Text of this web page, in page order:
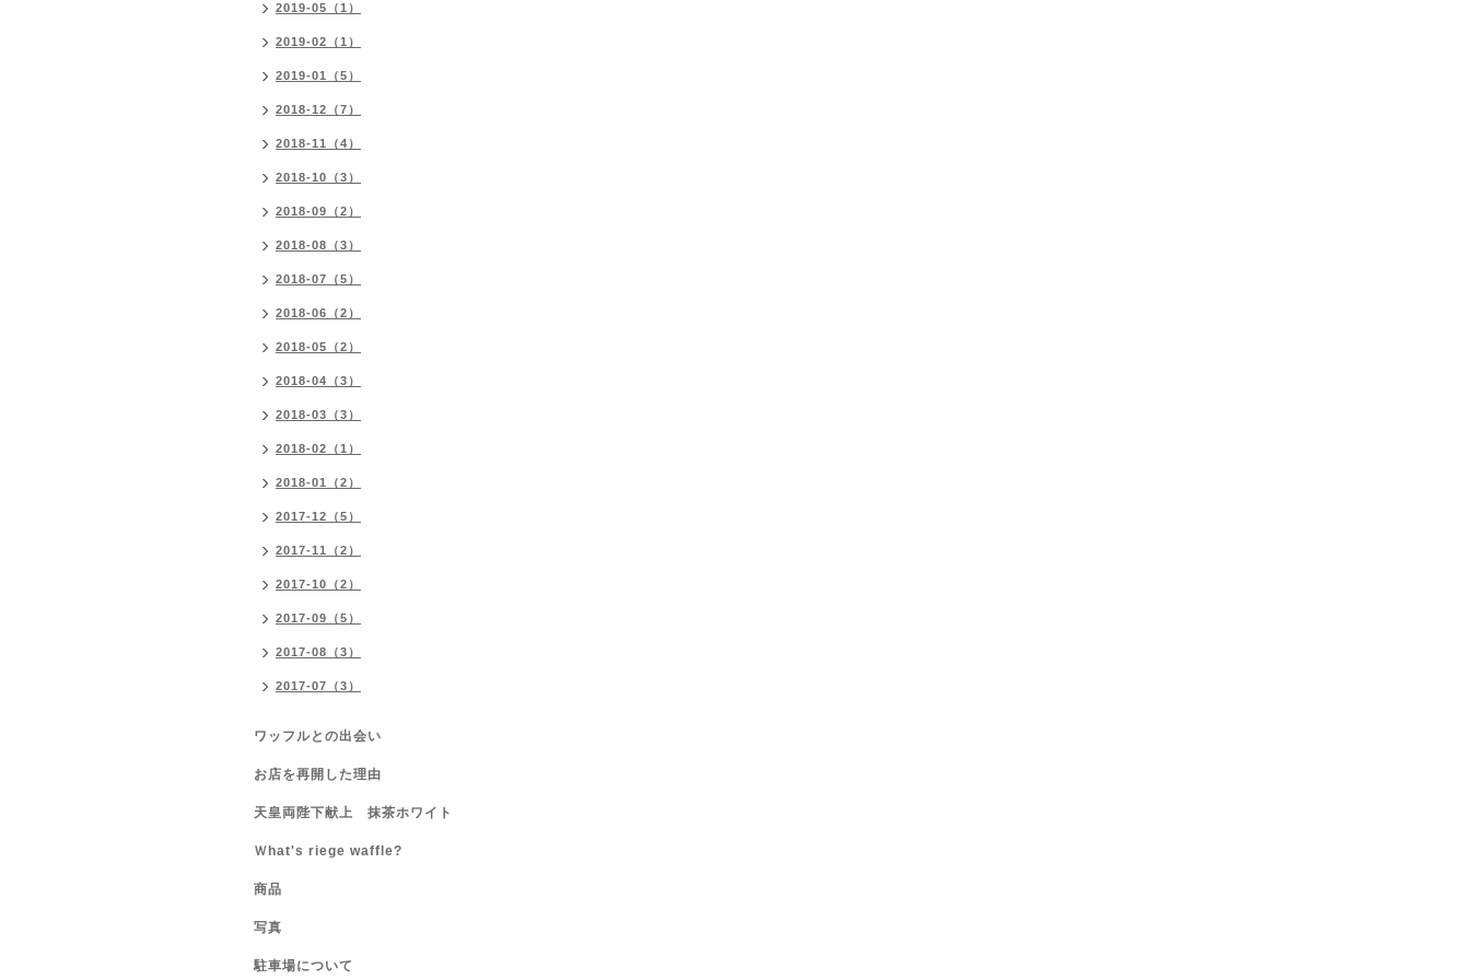
2019-05（1）
2019-02（1）
2019-01（5）
2018-12（7）
2018-11（4）
2018-10（3）
2018-09（2）
2018-08（3）
2018-07（5）
2018-06（2）
2018-05（2）
2018-04（3）
2018-03（3）
2018-02（1）
2018-01（2）
2017-12（5）
2017-11（2）
2017-10（2）
2017-09（5）
2017-08（3）
2017-07（3）
ワッフルとの出会い
お店を再開した理由
天皇両陛下献上 抹茶ホワイト
Ｗhat's riege waffle?
商品
写真
駐車場について